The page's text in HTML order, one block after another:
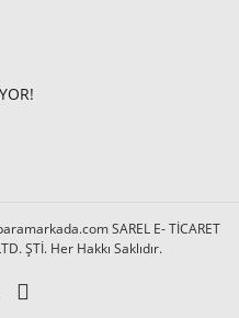
SAREL E- TİCARET
ŞTİ. Her Hakkı Saklıdır.